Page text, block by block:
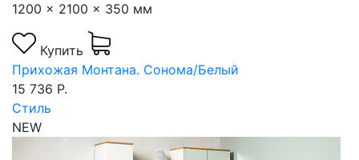
1200 x 2100 x 350 мм
Купить
Прихожая Монтана. Сонома/Белый
15 736 Р.
Стиль
NEW